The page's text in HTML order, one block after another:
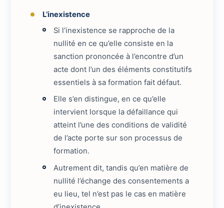
L’inexistence
Si l’inexistence se rapproche de la
nullité en ce qu’elle consiste en la
sanction prononcée à l’encontre d’un
acte dont l’un des éléments constitutifs
essentiels à sa formation fait défaut.
Elle s’en distingue, en ce qu’elle
intervient lorsque la défaillance qui
atteint l’une des conditions de validité
de l’acte porte sur son processus de
formation.
Autrement dit, tandis qu’en matière de
nullité l’échange des consentements a
eu lieu, tel n’est pas le cas en matière